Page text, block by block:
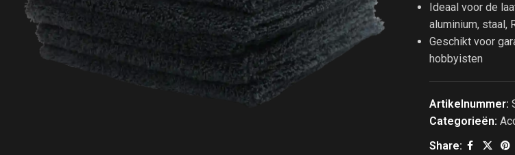
Ideaal voor de
aluminium, staal,
Geschikt voor
hobbyisten
Artikelnummer:
Categorieën:
Share: